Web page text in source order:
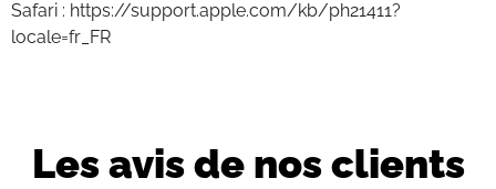
Safari : https://support.apple.com/kb/ph21411?
locale=fr_FR
Les avis de nos clients